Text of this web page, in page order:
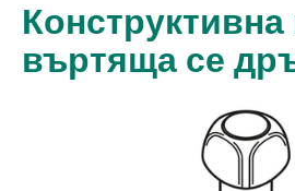
Конструктивна
въртяща се